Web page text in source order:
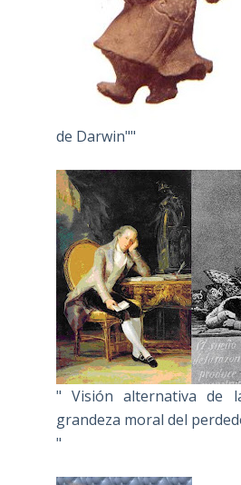
de Darwin""
" Visión alternativa de
grandeza moral del
"